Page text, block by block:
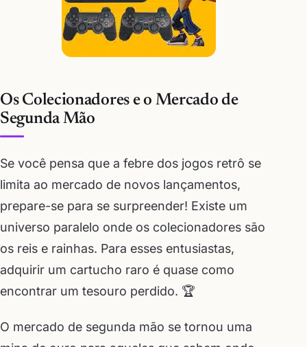
Os Colecionadores e o Mercado de
Segunda Mão
Se você pensa que a febre dos jogos retrô se
limita ao mercado de novos lançamentos,
prepare-se para se surpreender! Existe um
universo paralelo onde os colecionadores são
os reis e rainhas. Para esses entusiastas,
adquirir um cartucho raro é quase como
encontrar um tesouro perdido. 🏆
O mercado de segunda mão se tornou uma